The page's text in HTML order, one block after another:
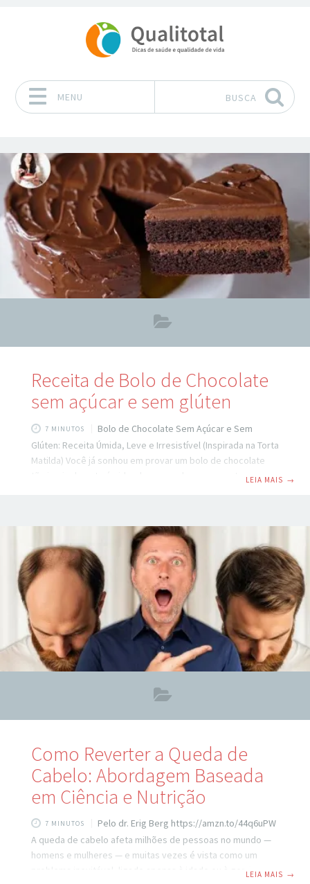
MENU BUSCA
Receita de Bolo de Chocolate
sem açúcar e sem glúten
7 MINUTOS
Bolo de Chocolate Sem Açúcar e Sem
Glúten: Receita Úmida, Leve e Irresistível (Inspirada na Torta
Matilda) Você já sonhou em provar um bolo de chocolate
tão incrivelmente úmido, denso e saboroso quanto aquele
pela confeiteira Auxy, conquistou milhares por ser
surpreendentemente equilibrada: não é doce demais, não
é gordurosa, não
LEIA MAIS →
Como Reverter a Queda de
Cabelo: Abordagem Baseada
em Ciência e Nutrição
7 MINUTOS
Pelo dr. Erig Berg https://amzn.to/44q6uPW
A queda de cabelo afeta milhões de pessoas no mundo —
homens e mulheres — e muitas vezes é vista como um
problema inevitável, ligado apenas à idade ou à genética.
LEIA MAIS →